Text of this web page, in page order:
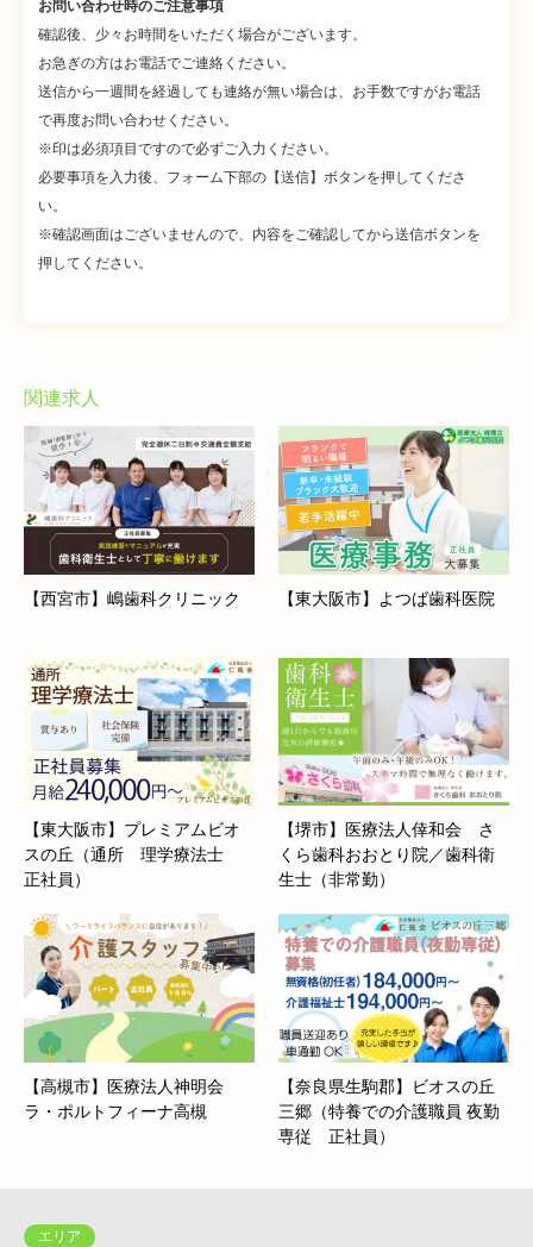
お問い合わせ時のご注意事項
確認後、少々お時間をいただく場合がございます。
お急ぎの方はお電話でご連絡ください。
送信から一週間を経過しても連絡が無い場合は、お手数ですがお電話
で再度お問い合わせください。
※印は必須項目ですので必ずご入力ください。
必要事項を入力後、フォーム下部の【送信】ボタンを押してくださ
い。
※確認画面はございませんので、内容をご確認してから送信ボタンを
押してください。
関連求人
【西宮市】嶋歯科クリニック 【東大阪市】よつば歯科医院
【東大阪市】プレミアムビオ
スの丘（通所 理学療法士
正社員）
【堺市】医療法人倖和会 さ
くら歯科おおとり院／歯科衛
生士（非常勤）
【高槻市】医療法人神明会
ラ・ポルトフィーナ高槻
【奈良県生駒郡】ビオスの丘
三郷（特養での介護職員 夜勤
専従 正社員）
エリア